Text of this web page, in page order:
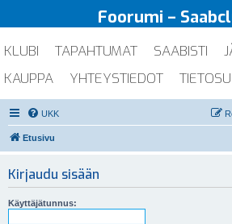
Foorumi –
KLUBI TAPAHTUMAT SAABISTI
KAUPPA
YHTEYSTIEDOT
UKK
Etusivu
Kirjaudu sisään
Käyttäjätunnus: